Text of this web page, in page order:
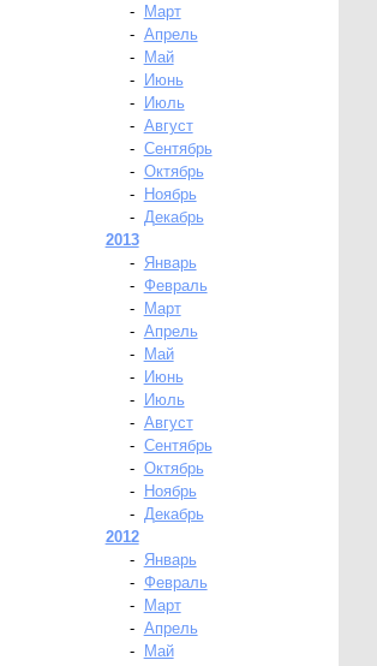
-
Март
- Апрель
-
Май
-
Июнь
-
Июль
- Август
- Сентябрь
- Октябрь
-
Ноябрь
- Декабрь
2013
-
Январь
- Февраль
-
Март
- Апрель
-
Май
-
Июнь
-
Июль
- Август
- Сентябрь
- Октябрь
-
Ноябрь
- Декабрь
2012
-
Январь
- Февраль
-
Март
- Апрель
-
Май